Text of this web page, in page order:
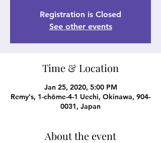
Registration is Closed
See other events
Time & Location
Jan 25, 2020, 5:00 PM
Remy's, 1-chōme-4-1 Uechi, Okinawa, 904-
0031, Japan
About the event